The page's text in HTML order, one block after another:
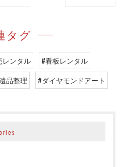
タグ
レンタル
#看板レンタル
品整理 #ダイヤモンドアート